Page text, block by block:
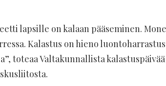
lapsille on kalaan pääseminen.
Kalastus on hieno
toteaa Valtakunnallista